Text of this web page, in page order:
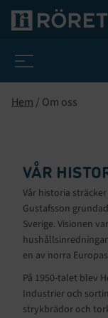
Hem / Om oss
VÅR
Vår historia
Gustafsson
Sverige. Visionen
en av norra
På 1950-talet blev
Industrier och
strykbrädor och